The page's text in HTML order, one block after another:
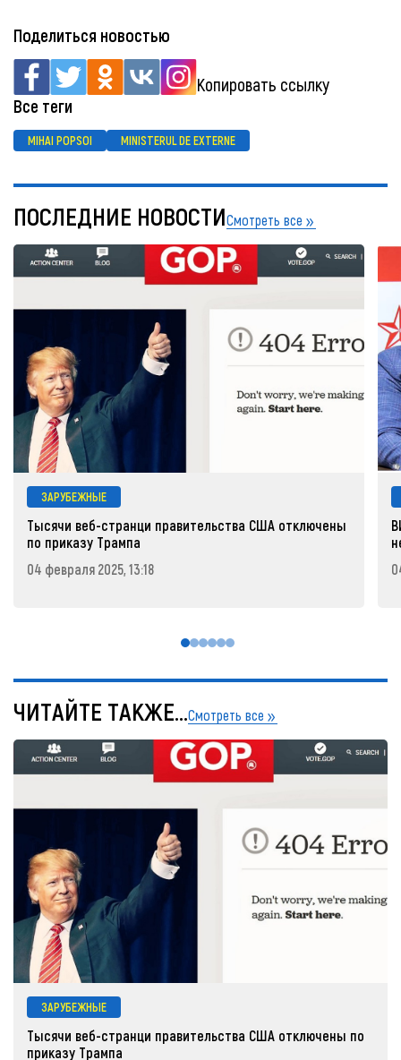
Поделиться новостью
Копировать ссылку
Все теги
MIHAI POPSOI MINISTERUL DE EXTERNE
ПОСЛЕДНИЕ НОВОСТИСмотреть все
ЗАРУБЕЖНЫЕ
Тысячи веб-странци правительства США отключены
по приказу Трампа
04 февраля 2025, 13:18
ЧИТАЙТЕ ТАКЖЕ...Смотреть все
ЗАРУБЕЖНЫЕ
Тысячи веб-странци правительства США отключены по
приказу Трампа